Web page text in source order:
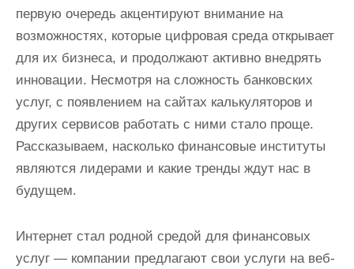
первую очередь акцентируют внимание на
возможностях, которые цифровая среда открывает
для их бизнеса, и продолжают активно внедрять
инновации. Несмотря на сложность банковских
услуг, с появлением на сайтах калькуляторов и
других сервисов работать с ними стало проще.
Рассказываем, насколько финансовые институты
являются лидерами и какие тренды ждут нас в
будущем.
Интернет стал родной средой для финансовых
услуг — компании предлагают свои услуги на веб-